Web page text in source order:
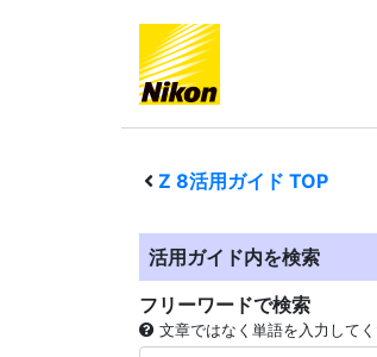
Z 8活用ガイド TOP
活用ガイド内を検索
フリーワードで検索
文章ではなく単語を入力してく